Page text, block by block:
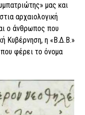
μας και
αρχαιολογική
ο άνθρωπος που
Κυβέρνηση, η «Β.Δ.Β.»
φέρει το όνομα